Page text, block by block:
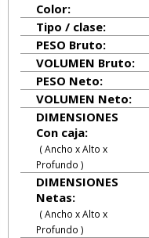
Color:
Tipo / clase:
PESO Bruto:
VOLUMEN Bruto:
PESO Neto:
VOLUMEN Neto:
DIMENSIONES
Con caja:
( Ancho x Alto x
Profundo )
DIMENSIONES
Netas:
( Ancho x Alto x
Profundo )